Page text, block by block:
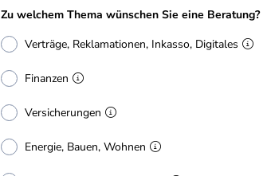
Zu welchem Thema wünschen Sie eine Beratung?
Verträge, Reklamationen, Inkasso, Digitales
Finanzen
Versicherungen
Energie, Bauen, Wohnen